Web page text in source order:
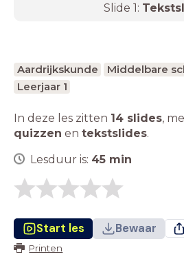
Slide 1:
Aardrijkskunde Middelbare
Leerjaar 1
In deze les zitten 14 slides,
quizzen en tekstslides.
Lesduur is: 45 min
Start les Bewaar
Printen